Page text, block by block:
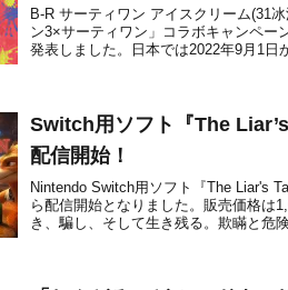
B-R サーティワン アイスクリーム(31
ン3×サーティワン」コラボキャンペー
発表しました。日本では2022年9月1日
Switch用ソフト『The
配信開始！
Nintendo Switch用ソフト『The Liar's
ら配信開始となりました。販売価格は
き、騙し、そして生き残る。欺瞞と危